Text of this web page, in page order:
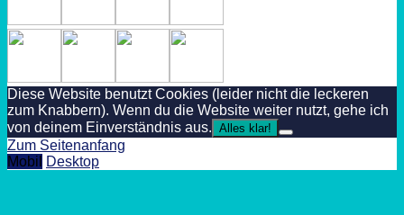
Diese Website benutzt Cookies (leider nicht die leckeren
zum Knabbern). Wenn du die Website weiter nutzt, gehe ich
von deinem Einverständnis aus. Alles klar!
Zum Seitenanfang
Mobil
Desktop